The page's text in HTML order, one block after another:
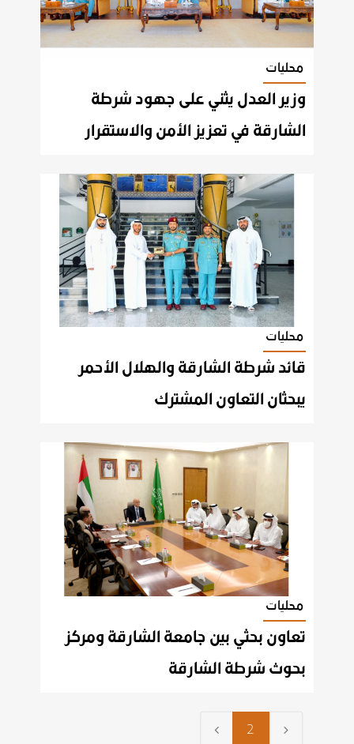
محليات
وزير العدل يثني على جهود شرطة
الشارقة في تعزيز الأمن والاستقرار
محليات
قائد شرطة الشارقة والهلال الأحمر
يبحثان التعاون المشترك
محليات
تعاون بحثي بين جامعة الشارقة ومركز
بحوث شرطة الشارقة
2